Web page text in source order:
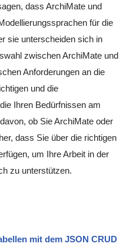
dass ArchiMate und
für die
sie unterscheiden sich in
zwischen ArchiMate und
Anforderungen an die
und die
Ihren Bedürfnissen am
ob Sie ArchiMate oder
dass Sie über die richtigen
um Ihre Arbeit in der
zu unterstützen.
mit dem JSON CRUD